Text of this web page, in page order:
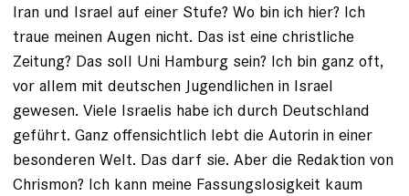
Iran und Israel auf einer Stufe? Wo bin ich hier? Ich
traue meinen Augen nicht. Das ist eine christliche
Zeitung? Das soll Uni Hamburg sein? Ich bin ganz oft,
vor allem mit deutschen Jugendlichen in Israel
gewesen. Viele Israelis habe ich durch Deutschland
geführt. Ganz offensichtlich lebt die Autorin in einer
besonderen Welt. Das darf sie. Aber die Redaktion von
Chrismon? Ich kann meine Fassungslosigkeit kaum